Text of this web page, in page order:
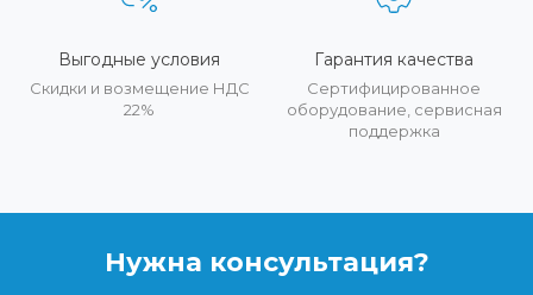
Выгодные условия
Скидки и возмещение НДС
22%
Гарантия качества
Сертифицированное
оборудование, сервисная
поддержка
Нужна консультация?